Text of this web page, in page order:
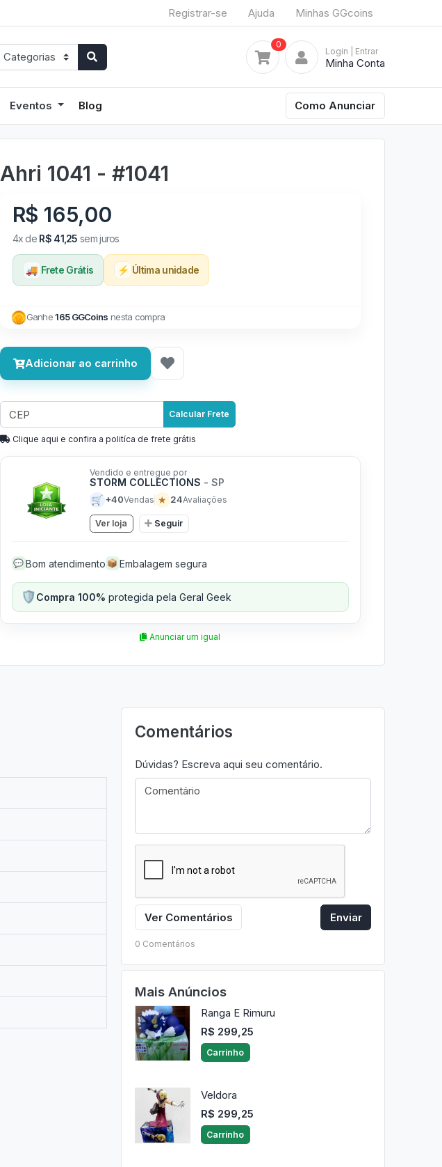
Registrar-se Ajuda Minhas GGcoins
0
Login | Entrar
Minha Conta
Eventos Blog Como Anunciar
Ahri 1041 - #1041
R$ 165,00
4x de R$ 41,25 sem juros
🚚 Frete Grátis ⚡ Última unidade
Ganhe165 GGCoins nesta compra
Adicionar ao carrinho
Calcular Frete
Clique aqui e confira a politíca de frete grátis
Vendido e entregue por
STORM COLLECTIONS - SP
🛒 +40Vendas ★ 24Avaliações
Ver loja Seguir
💬 Bom atendimento 📦 Embalagem segura
🛡️Compra 100% protegida pela Geral Geek
Anunciar um igual
Comentários
Dúvidas? Escreva aqui seu comentário.
Ver Comentários Enviar
0 Comentários
Mais Anúncios
Ranga E Rimuru
R$ 299,25
Carrinho
Veldora
R$ 299,25
Carrinho